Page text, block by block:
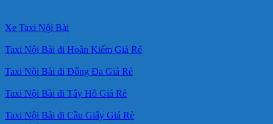
Xe Taxi Nội Bài
Taxi Nội Bài đi Hoàn Kiếm Giá Rẻ
Taxi Nội Bài đi Đống Đa Giá Rẻ
Taxi Nội Bài đi Tây Hồ Giá Rẻ
Taxi Nội Bài đi Cầu Giấy Giá Rẻ